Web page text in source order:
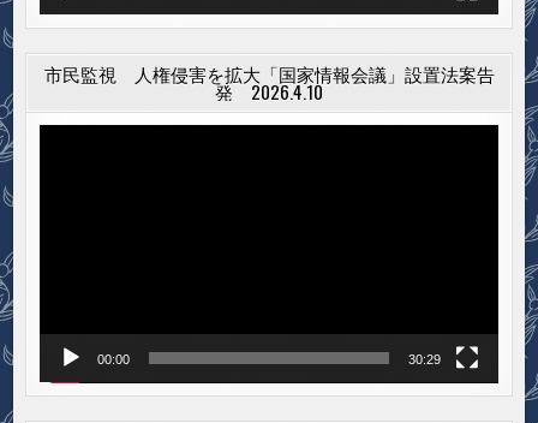
市民監視 人権侵害を拡大「国家情報会議」設置法案告
発 2026.4.10
00:00 30:29